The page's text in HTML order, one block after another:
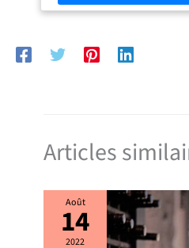
Articles
Août
14
2022